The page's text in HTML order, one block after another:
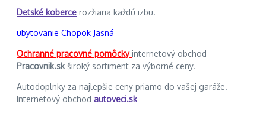
Detské koberce rozžiaria každú izbu.
ubytovanie Chopok Jasná
Ochranné pracovné pomôckyinternetový obchod
Pracovnik.skširoký sortiment za výborné ceny.
Autodoplnky za najlepšie ceny priamo do vašej garáže.
Internetový obchod autoveci.sk